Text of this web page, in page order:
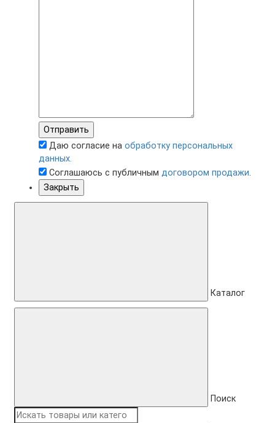
Отправить
Даю согласие на обработку персональных
данных.
Соглашаюсь с публичным договором продажи.
Закрыть
Каталог
Поиск